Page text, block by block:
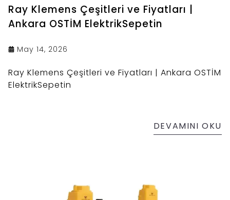
Ray Klemens Çeşitleri ve Fiyatları |
Ankara OSTİM ElektrikSepetin
May 14, 2026
Ray Klemens Çeşitleri ve Fiyatları | Ankara OSTİM
ElektrikSepetin
DEVAMINI OKU